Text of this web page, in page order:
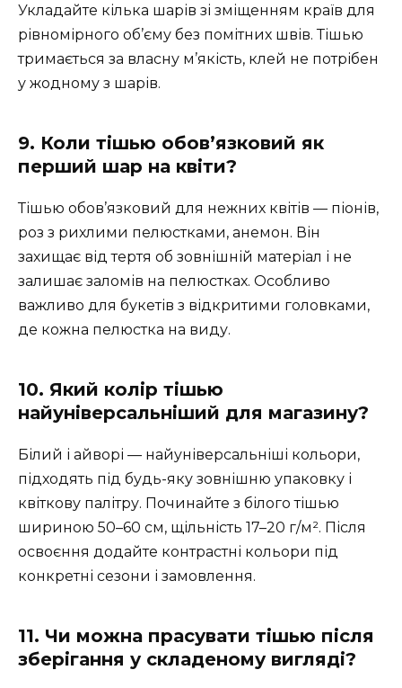
Укладайте кілька шарів зі зміщенням країв для
рівномірного об’єму без помітних швів. Тішью
тримається за власну м’якість, клей не потрібен
у жодному з шарів.
9. Коли тішью обов’язковий як
перший шар на квіти?
Тішью обов’язковий для нежних квітів — піонів,
роз з рихлими пелюстками, анемон. Він
захищає від тертя об зовнішній матеріал і не
залишає заломів на пелюстках. Особливо
важливо для букетів з відкритими головками,
де кожна пелюстка на виду.
10. Який колір тішью
найуніверсальніший для магазину?
Білий і айворі — найуніверсальніші кольори,
підходять під будь-яку зовнішню упаковку і
квіткову палітру. Починайте з білого тішью
шириною 50–60 см, щільність 17–20 г/м². Після
освоєння додайте контрастні кольори під
конкретні сезони і замовлення.
11. Чи можна прасувати тішью після
зберігання у складеному вигляді?